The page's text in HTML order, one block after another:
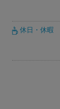
休日・休暇